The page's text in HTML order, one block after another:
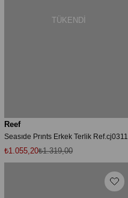
TÜKENDI
Reef
Seasıde Prınts Erkek Terlik Ref.cj0311
₺1.055,20₺1.319,00